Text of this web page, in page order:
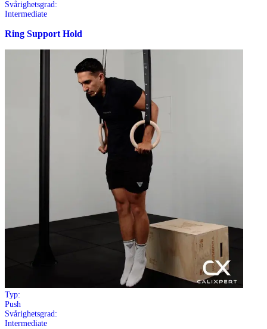
Svårighetsgrad:
Intermediate
Ring Support Hold
Typ:
Push
Svårighetsgrad:
Intermediate